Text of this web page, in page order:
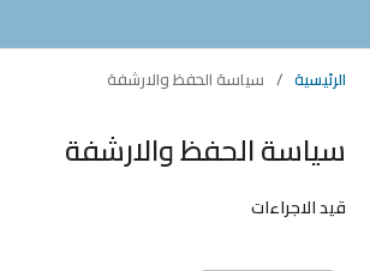
الرئيسية / سياسة الحفظ والارشفة
سياسة الحفظ والارشفة
قيد الاجراءات